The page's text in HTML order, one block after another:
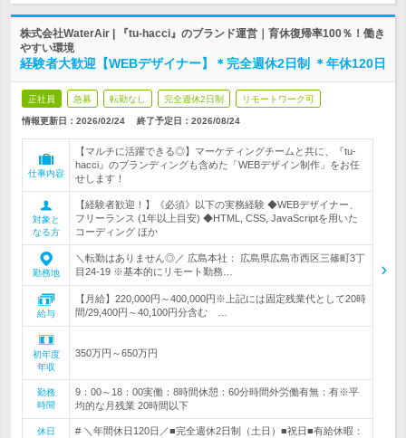
株式会社WaterAir | 『tu-hacci』のブランド運営｜育休復帰率100％！働き
やすい環境
経験者大歓迎【WEBデザイナー】＊完全週休2日制 ＊年休120日
正社員 急募 転勤なし 完全週休2日制 リモートワーク可
情報更新日：2026/02/24 終了予定日： 2026/08/24
仕事内容
【マルチに活躍できる◎】マーケティングチームと共に、『tu-
hacci』のブランディングも含めた「WEBデザイン制作」をお任
せします！
対象と
なる方
【経験者歓迎！】《必須》以下の実務経験 ◆WEBデザイナー、
フリーランス (1年以上目安) ◆HTML, CSS, JavaScriptを用いた
コーディング ほか
勤務地
＼転勤はありません◎／ 広島本社： 広島県広島市西区三篠町3丁
目24-19 ※基本的にリモート勤務…
給与
【月給】220,000円～400,000円※上記には固定残業代として20時
間/29,400円～40,100円分含む …
初年度
年収
350万円～650万円
勤務
時間
9：00～18：00実働：8時間休憩：60分時間外労働有無：有※平
均的な月残業 20時間以下
休日
# ＼年間休日120日／■完全週休2日制（土日）■祝日■有給休暇：